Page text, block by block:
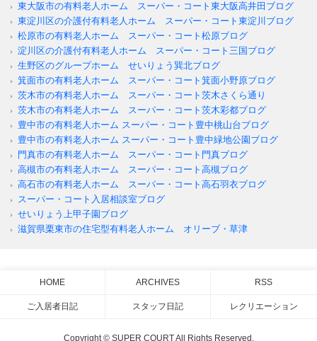
東大阪市の有料老人ホーム スーパー・コート東大阪高井田ブログ
東淀川区の介護付有料老人ホーム スーパー・コート東淀川ブログ
松原市の有料老人ホーム スーパー・コート松原ブログ
淀川区の介護付有料老人ホーム スーパー・コート三国ブログ
生野区のグループホーム せいりょう巽北ブログ
箕面市の有料老人ホーム スーパー・コート箕面小野原ブログ
茨木市の有料老人ホーム スーパー・コート茨木さくら通り
茨木市の有料老人ホーム スーパー・コート茨木彩都ブログ
豊中市の有料老人ホーム スーパー・コート豊中桃山台ブログ
豊中市の有料老人ホーム スーパー・コート豊中緑地公園ブログ
門真市の有料老人ホーム スーパー・コート門真ブログ
高槻市の有料老人ホーム スーパー・コート高槻ブログ
高石市の有料老人ホーム スーパー・コート高石羽衣ブログ
スーパー・コート入居相談室ブログ
せいりょう上甲子園ブログ
滋賀県栗東市の住宅型有料老人ホーム オリーブ・草津
HOME ARCHIVES RSS
ご入居者日記 スタッフ日記 レクリエーション
Copyright © SUPER COURT All Rights Reserved.